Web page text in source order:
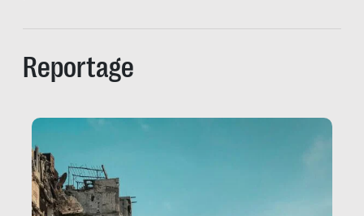
Reportage